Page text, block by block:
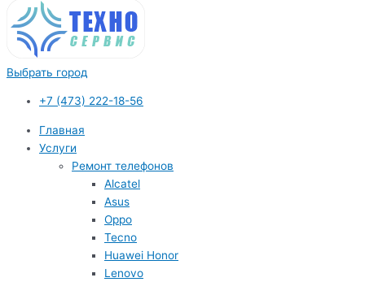
Выбрать город
+7 (473) 222-18-56
Главная
Услуги
Ремонт телефонов
Alcatel
Asus
Oppo
Tecno
Huawei Honor
Lenovo